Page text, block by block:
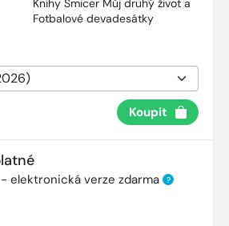
Knihy Šmicer Můj druhý život a
Fotbalové devadesátky
Koupit
elektronická verze zdarma ?